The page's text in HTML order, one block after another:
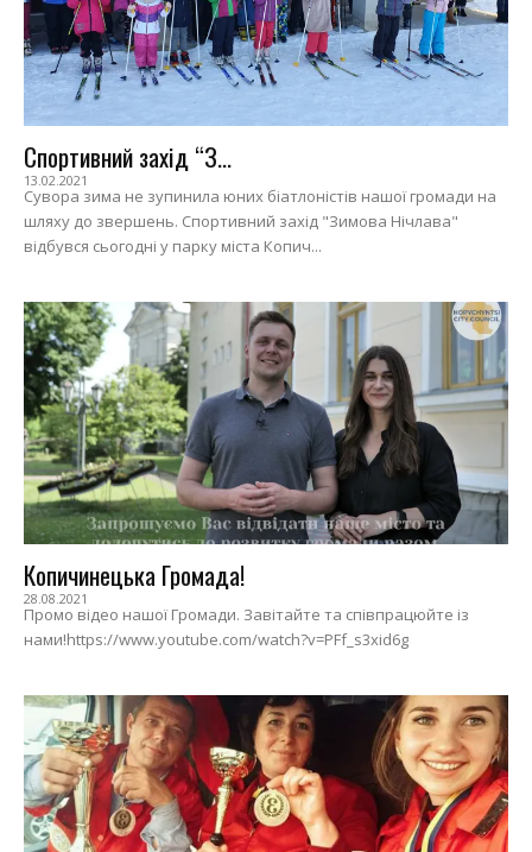
Спортивний захід “З...
13.02.2021
Сувора зима не зупинила юних біатлоністів нашої громади на
шляху до звершень. Спортивний захід "Зимова Нічлава"
відбувся сьогодні у парку міста Копич...
Копичинецька Громада!
28.08.2021
Промо відео нашої Громади. Завітайте та співпрацюйте із
нами!https://www.youtube.com/watch?v=PFf_s3xid6g